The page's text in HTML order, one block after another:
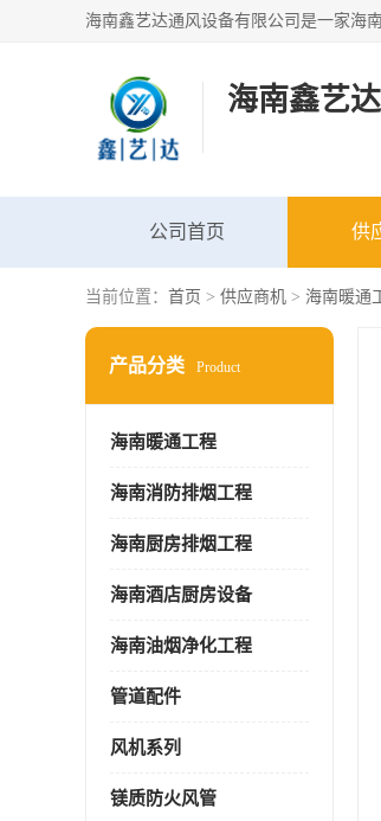
海南鑫艺
公司首页 供
当前位置： 首页 > 供应商机 > 海南暖通
产品分类 Product
海南暖通工程
海南消防排烟工程
海南厨房排烟工程
海南酒店厨房设备
海南油烟净化工程
管道配件
风机系列
镁质防火风管